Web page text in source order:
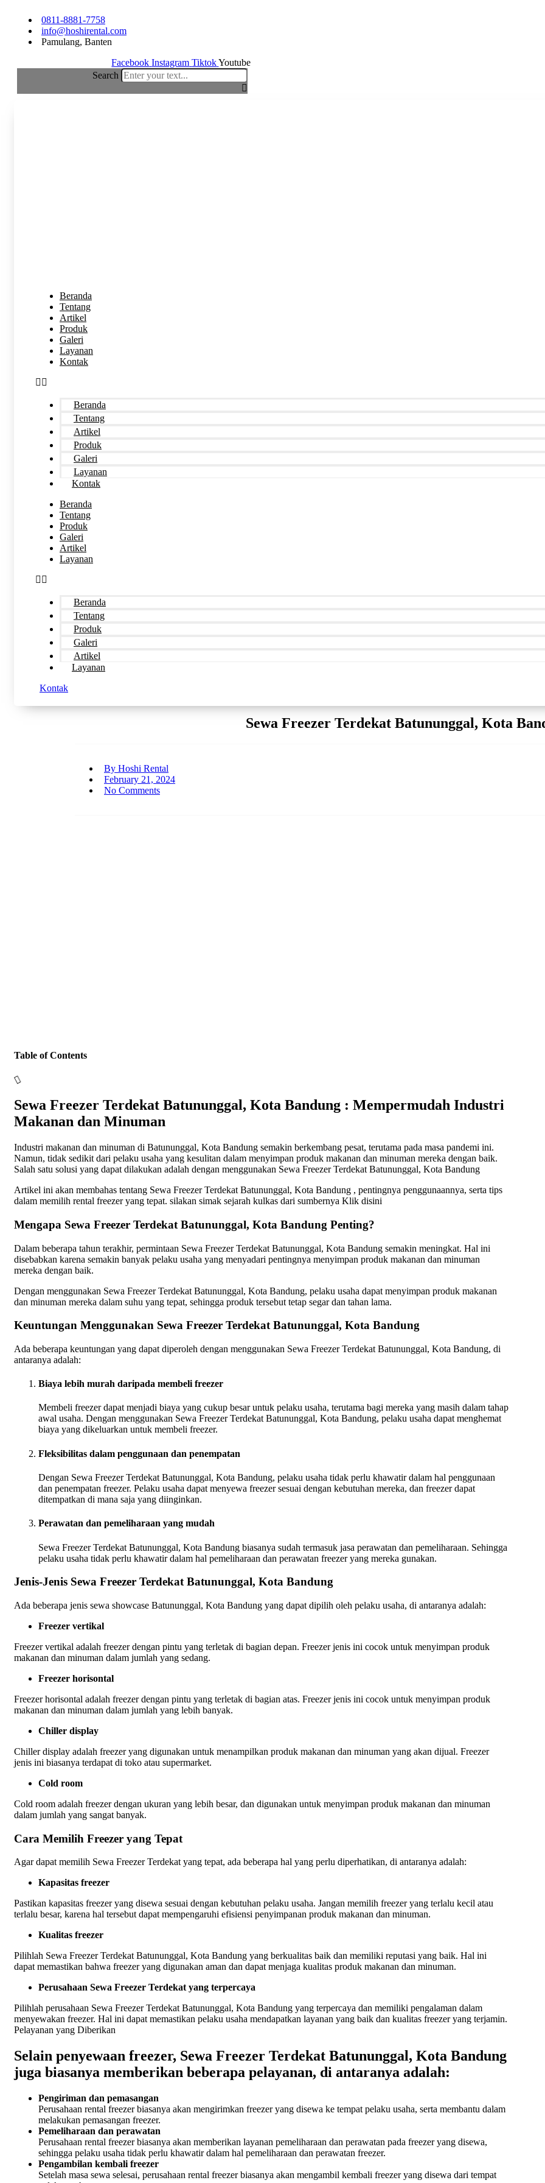
content
0811-8881-7758
info@hoshirental.com
Pamulang, Banten
Facebook Instagram TiktokYoutube
Search
Beranda
Tentang
Artikel
Produk
Galeri
Layanan
Kontak
Beranda
Tentang
Artikel
Produk
Galeri
Layanan
Kontak
Beranda
Tentang
Produk
Galeri
Artikel
Layanan
Beranda
Tentang
Produk
Galeri
Artikel
Layanan
Kontak
Sewa Freezer Terdekat Batununggal, Kota
By Hoshi Rental
February 21, 2024
No Comments
Table of Contents
Sewa Freezer Terdekat Batununggal, Kota Bandung : Mempermudah Industri
Makanan dan Minuman
Industri makanan dan minuman di Batununggal, Kota Bandung semakin berkembang pesat, terutama pada masa pandemi ini.
Namun, tidak sedikit dari pelaku usaha yang kesulitan dalam menyimpan produk makanan dan minuman mereka dengan baik.
Salah satu solusi yang dapat dilakukan adalah dengan menggunakan Sewa Freezer Terdekat Batununggal, Kota Bandung
Artikel ini akan membahas tentang Sewa Freezer Terdekat Batununggal, Kota Bandung , pentingnya penggunaannya, serta tips
dalam memilih rental freezer yang tepat. silakan simak sejarah kulkas dari sumbernya Klik disini
Mengapa Sewa Freezer Terdekat Batununggal, Kota Bandung Penting?
Dalam beberapa tahun terakhir, permintaan Sewa Freezer Terdekat Batununggal, Kota Bandung semakin meningkat. Hal ini
disebabkan karena semakin banyak pelaku usaha yang menyadari pentingnya menyimpan produk makanan dan minuman
mereka dengan baik.
Dengan menggunakan Sewa Freezer Terdekat Batununggal, Kota Bandung, pelaku usaha dapat menyimpan produk makanan
dan minuman mereka dalam suhu yang tepat, sehingga produk tersebut tetap segar dan tahan lama.
Keuntungan Menggunakan Sewa Freezer Terdekat Batununggal, Kota Bandung
Ada beberapa keuntungan yang dapat diperoleh dengan menggunakan Sewa Freezer Terdekat Batununggal, Kota Bandung, di
antaranya adalah:
Biaya lebih murah daripada membeli freezer
Membeli freezer dapat menjadi biaya yang cukup besar untuk pelaku usaha, terutama bagi mereka yang masih dalam tahap
awal usaha. Dengan menggunakan Sewa Freezer Terdekat Batununggal, Kota Bandung, pelaku usaha dapat menghemat
biaya yang dikeluarkan untuk membeli freezer.
Fleksibilitas dalam penggunaan dan penempatan
Dengan Sewa Freezer Terdekat Batununggal, Kota Bandung, pelaku usaha tidak perlu khawatir dalam hal penggunaan
dan penempatan freezer. Pelaku usaha dapat menyewa freezer sesuai dengan kebutuhan mereka, dan freezer dapat
ditempatkan di mana saja yang diinginkan.
Perawatan dan pemeliharaan yang mudah
Sewa Freezer Terdekat Batununggal, Kota Bandung biasanya sudah termasuk jasa perawatan dan pemeliharaan. Sehingga
pelaku usaha tidak perlu khawatir dalam hal pemeliharaan dan perawatan freezer yang mereka gunakan.
Jenis-Jenis Sewa Freezer Terdekat Batununggal, Kota Bandung
Ada beberapa jenis sewa showcase Batununggal, Kota Bandung yang dapat dipilih oleh pelaku usaha, di antaranya adalah:
Freezer vertikal
Freezer vertikal adalah freezer dengan pintu yang terletak di bagian depan. Freezer jenis ini cocok untuk menyimpan produk
makanan dan minuman dalam jumlah yang sedang.
Freezer horisontal
Freezer horisontal adalah freezer dengan pintu yang terletak di bagian atas. Freezer jenis ini cocok untuk menyimpan produk
makanan dan minuman dalam jumlah yang lebih banyak.
Chiller display
Chiller display adalah freezer yang digunakan untuk menampilkan produk makanan dan minuman yang akan dijual. Freezer
jenis ini biasanya terdapat di toko atau supermarket.
Cold room
Cold room adalah freezer dengan ukuran yang lebih besar, dan digunakan untuk menyimpan produk makanan dan minuman
dalam jumlah yang sangat banyak.
Cara Memilih Freezer yang Tepat
Agar dapat memilih Sewa Freezer Terdekat yang tepat, ada beberapa hal yang perlu diperhatikan, di antaranya adalah:
Kapasitas freezer
Pastikan kapasitas freezer yang disewa sesuai dengan kebutuhan pelaku usaha. Jangan memilih freezer yang terlalu kecil atau
terlalu besar, karena hal tersebut dapat mempengaruhi efisiensi penyimpanan produk makanan dan minuman.
Kualitas freezer
Pilihlah Sewa Freezer Terdekat Batununggal, Kota Bandung yang berkualitas baik dan memiliki reputasi yang baik. Hal ini
dapat memastikan bahwa freezer yang digunakan aman dan dapat menjaga kualitas produk makanan dan minuman.
Perusahaan Sewa Freezer Terdekat yang terpercaya
Pilihlah perusahaan Sewa Freezer Terdekat Batununggal, Kota Bandung yang terpercaya dan memiliki pengalaman dalam
menyewakan freezer. Hal ini dapat memastikan pelaku usaha mendapatkan layanan yang baik dan kualitas freezer yang terjamin.
Pelayanan yang Diberikan
Selain penyewaan freezer, Sewa Freezer Terdekat Batununggal, Kota Bandung
juga biasanya memberikan beberapa pelayanan, di antaranya adalah:
Pengiriman dan pemasangan
Perusahaan rental freezer biasanya akan mengirimkan freezer yang disewa ke tempat pelaku usaha, serta membantu dalam
melakukan pemasangan freezer.
Pemeliharaan dan perawatan
Perusahaan rental freezer biasanya akan memberikan layanan pemeliharaan dan perawatan pada freezer yang disewa,
sehingga pelaku usaha tidak perlu khawatir dalam hal pemeliharaan dan perawatan freezer.
Pengambilan kembali freezer
Setelah masa sewa selesai, perusahaan rental freezer biasanya akan mengambil kembali freezer yang disewa dari tempat